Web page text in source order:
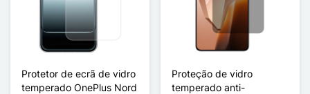
Protetor de ecrã de vidro
temperado OnePlus Nord
Proteção de vidro
temperado anti-